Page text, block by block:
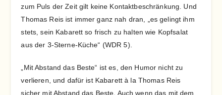
zum Puls der Zeit gilt keine Kontaktbeschränkung. Und
Thomas Reis ist immer ganz nah dran, „es gelingt ihm
stets, sein Kabarett so frisch zu halten wie Kopfsalat
aus der 3-Sterne-Küche“ (WDR 5).
„Mit Abstand das Beste“ ist es, den Humor nicht zu
verlieren, und dafür ist Kabarett à la Thomas Reis
sicher mit Abstand das Beste. Auch wenn das mit dem